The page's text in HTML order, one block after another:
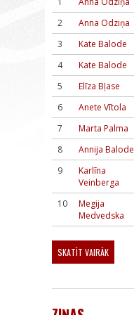
2
Anna Odziņa
3
Kate Balode
4
Kate Balode
5
Elīza Bļase
6
Anete Vītola
7
Marta Palma
8
Annija Balode
9
Karlīna
Veinberga
10
Megija
Medvedska
SKATĪT VAIRĀK